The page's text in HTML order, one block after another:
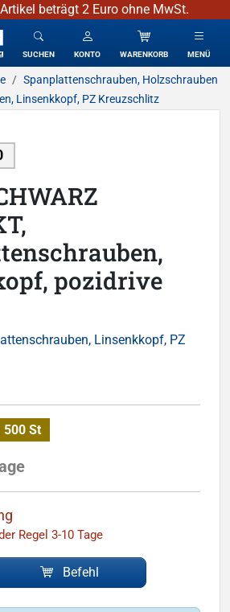
beträgt 2 Euro ohne MwSt.
SUCHEN KONTO WARENKORB MENÜ
Spanplattenschrauben, Holzschrauben
Linsenkkopf, PZ Kreuzschlitz
pozidrive
Linsenkkopf, PZ
500 St
Regel 3-10 Tage
Befehl